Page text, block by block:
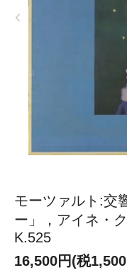
モーツァルト:交
ー」，アイネ・
K.525
16,500円(税